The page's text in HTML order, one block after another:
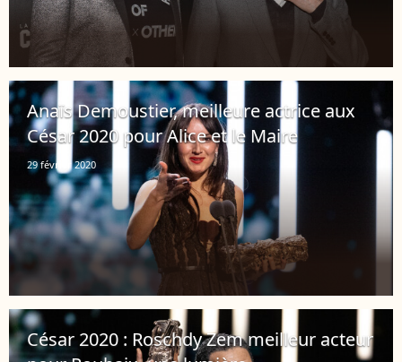
Anaïs Demoustier, meilleure actrice aux
César 2020 pour Alice et le Maire
29 février 2020
César 2020 : Roschdy Zem meilleur acteur